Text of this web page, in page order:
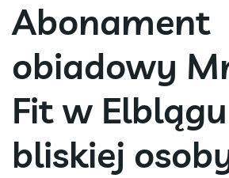
Abonament
obiadowy
Fit w
bliskiej